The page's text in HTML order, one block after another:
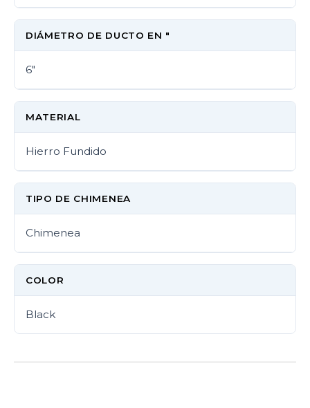
DIÁMETRO DE DUCTO EN "
6"
MATERIAL
Hierro Fundido
TIPO DE CHIMENEA
Chimenea
COLOR
Black